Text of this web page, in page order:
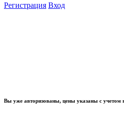
Регистрация Вход
Вы уже авторизованы, цены указаны с учетом